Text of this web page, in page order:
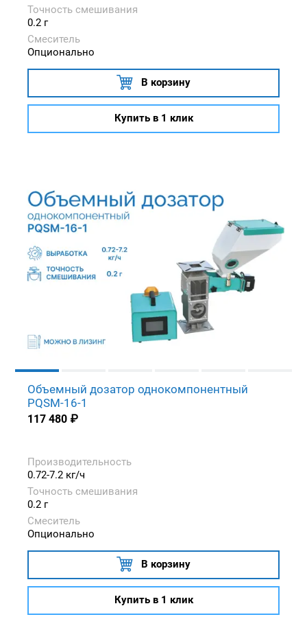
Точность смешивания
0.2 г
Смеситель
Опционально
В корзину
Купить в 1 клик
Объемный дозатор однокомпонентный
PQSM-16-1
117 480 ₽
Производительность
0.72-7.2 кг/ч
Точность смешивания
0.2 г
Смеситель
Опционально
В корзину
Купить в 1 клик